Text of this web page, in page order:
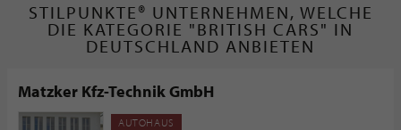
STILPUNKTE® UNTERNEHMEN, WELCHE
DIE KATEGORIE "BRITISH CARS" IN
DEUTSCHLAND ANBIETEN
Matzker Kfz-Technik GmbH
AUTOHAUS